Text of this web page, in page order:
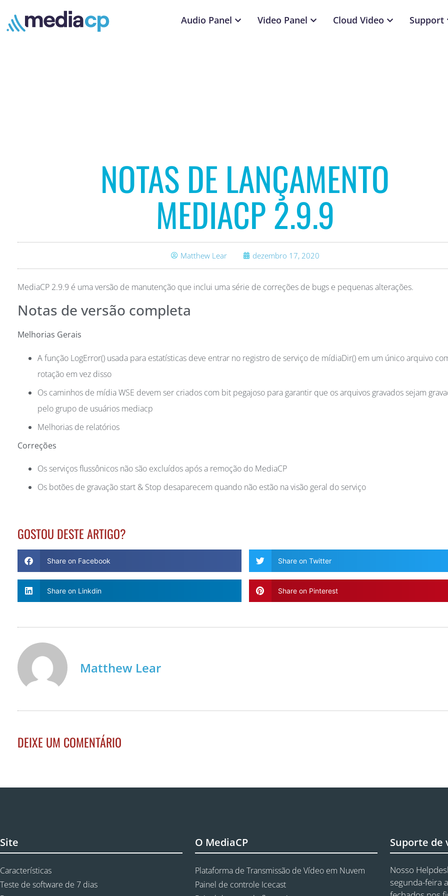
Audio Panel Video Panel Cloud Video Support
NOTAS DE LANÇAMENTO
MEDIACP 2.9.9
Matthew Lear dezembro 17, 2020
MediaCP 2.9.9 é uma versão de manutenção que inclui uma série de correções de bugs e pequenas alterações.
Notas de versão completa
Melhorias Gerais
A função LogError() usada para estatísticas deve entrar no registro de serviço de mídiaDir() em um único arquivo
rotação em vez disso
Os caminhos de mídia WSE devem ser criados com bit pegajoso para garantir que os arquivos gravados sejam
pelo grupo de usuários mediacp
Melhorias de relatórios
Correções
Os serviços flussônicos não são excluídos após a remoção do MediaCP
Os botões de gravação start & Stop desaparecem quando não estão na visão geral do serviço
GOSTOU DESTE ARTIGO?
Share on Facebook Share on Twitter
Share on Linkdin Share on Pinterest
Matthew Lear
DEIXE UM COMENTÁRIO
Site
Características
Teste de software de 7 dias
O MediaCP
Plataforma de Transmissão de Vídeo em Nuvem
Painel de controle Icecast
Suporte de
Nosso
segunda-feira